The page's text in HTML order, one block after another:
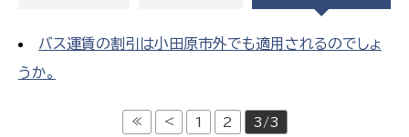
バス運賃の割引は小田原市外でも適用されるのでしょ
うか。
≪ < 1 2 3/3